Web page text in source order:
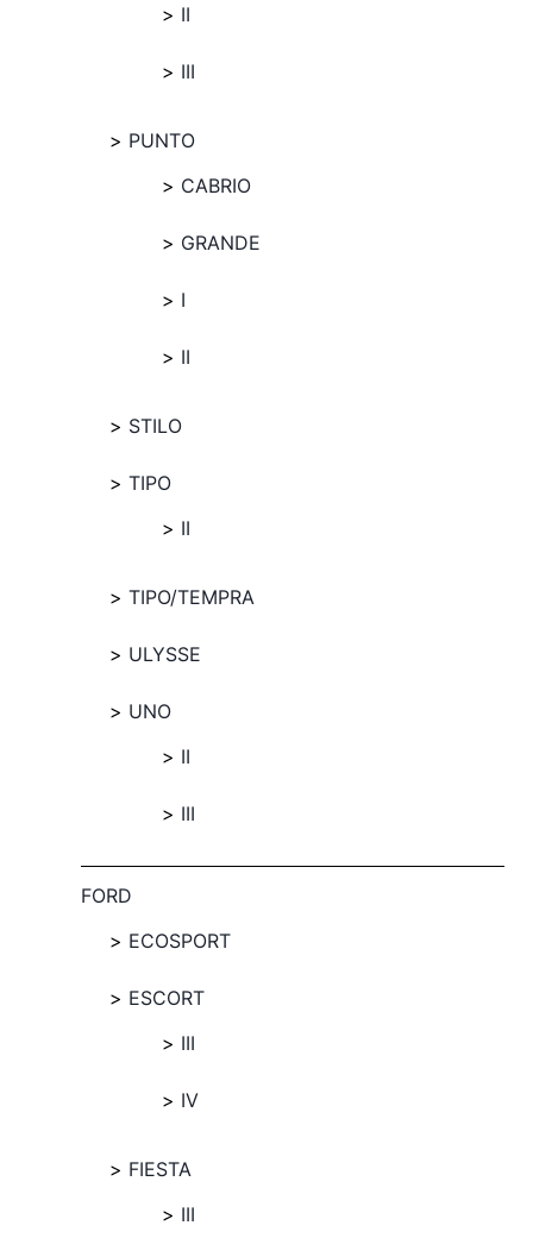
II
III
PUNTO
CABRIO
GRANDE
I
II
STILO
TIPO
II
TIPO/TEMPRA
ULYSSE
UNO
II
III
FORD
ECOSPORT
ESCORT
III
IV
FIESTA
III